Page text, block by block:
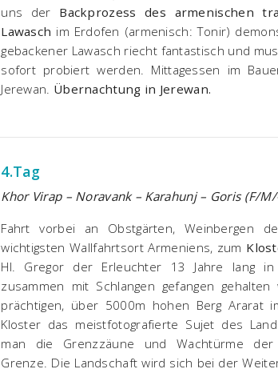
uns der Backprozess des armenischen
Lawasch im Erdofen (armenisch: Tonir)
gebackener Lawasch riecht fantastisch und
sofort probiert werden. Mittagessen im
Jerewan. Übernachtung in Jerewan.
4.Tag
Khor Virap – Noravank – Karahunj – Goris (F/
Fahrt vorbei an Obstgärten, Weinbergen
wichtigsten Wallfahrtsort Armeniens, zum
Hl. Gregor der Erleuchter 13 Jahre lang
zusammen mit Schlangen gefangen
prächtigen, über 5000m hohen Berg Ararat
Kloster das meistfotografierte Sujet des
man die Grenzzäune und Wachtürme der
Grenze. Die Landschaft wird sich bei der